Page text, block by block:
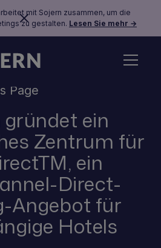
mit Sojern zusammen, um die
zu gestalten. Lesen Sie mehr →
Page
gründet ein
Zentrum für
ein
Direct-
Angebot für
Hotels